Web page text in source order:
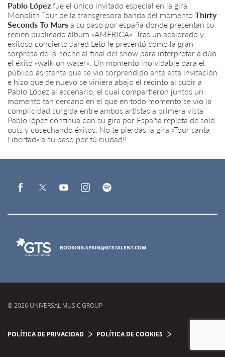
Pablo López fue el único invitado especial en la gira
Monolith Tour de la transgresora banda del momento Thirty
Seconds To Mars a su paso por españa donde presentan su
recién publicado álbum «AMERICA». Tras un acalorado y
exitoso concierto Jared Leto le presentó como la gran
sorpresa de la noche al final del show para interpretar a dúo
el éxito «walk on water». Un momento inolvidable para el
público asistente que se vio sorprendido ante esta invitación
e hizo que de nuevo se viniera abajo el recinto al subir a
Pablo López al escenario, el cual compartieron juntos un
momento tan cercano en el que en todo momento se vio la
complicidad surgida entre ambos artistas a primera vista
Pablo lópez continúa con su gira por España repleta de sold
outs y cosechando éxitos. No te pierdas la gira «Tour santa
Libertad» a su paso por tú ciudad!!
BOOKING.SPAIN@GTSTALENT.COM
© 2026 UNIVERSAL MUSIC GROUP
POLÍTICA DE PRIVACIDAD POLÍTICA DE COOKIES